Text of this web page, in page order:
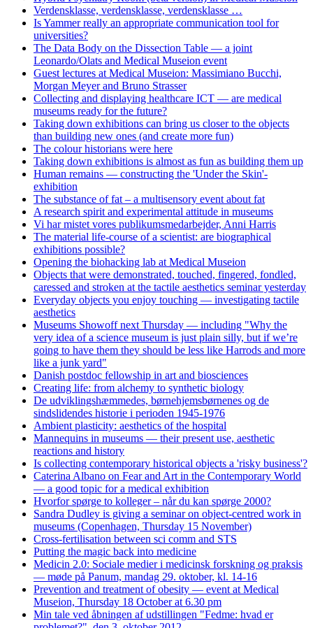
Verdensklasse, verdensklasse, verdensklasse …
Is Yammer really an appropriate communication tool for
universities?
The Data Body on the Dissection Table — a joint
Leonardo/Olats and Medical Museion event
Guest lectures at Medical Museion: Massimiano Bucchi,
Morgan Meyer and Bruno Strasser
Collecting and displaying healthcare ICT — are medical
museums ready for the future?
Taking down exhibitions can bring us closer to the objects
than building new ones (and create more fun)
The colour historians were here
Taking down exhibitions is almost as fun as building them up
Human remains — constructing the 'Under the Skin'-
exhibition
The substance of fat – a multisensory event about fat
A research spirit and experimental attitude in museums
Vi har mistet vores publikumsmedarbejder, Anni Harris
The material life-course of a scientist: are biographical
exhibitions possible?
Opening the biohacking lab at Medical Museion
Objects that were demonstrated, touched, fingered, fondled,
caressed and stroken at the tactile aesthetics seminar yesterday
Everyday objects you enjoy touching — investigating tactile
aesthetics
Museums Showoff next Thursday — including "Why the
very idea of a science museum is just plain silly, but if we’re
going to have them they should be less like Harrods and more
like a junk yard"
Danish postdoc fellowship in art and biosciences
Creating life: from alchemy to synthetic biology
De udviklingshæmmedes, børnehjemsbørnenes og de
sindslidendes historie i perioden 1945-1976
Ambient plasticity: aesthetics of the hospital
Mannequins in museums — their present use, aesthetic
reactions and history
Is collecting contemporary historical objects a 'risky business'?
Caterina Albano on Fear and Art in the Contemporary World
— a good topic for a medical exhibition
Hvorfor spørge to kolleger – når du kan spørge 2000?
Sandra Dudley is giving a seminar on object-centred work in
museums (Copenhagen, Thursday 15 November)
Cross-fertilisation between sci comm and STS
Putting the magic back into medicine
Medicin 2.0: Sociale medier i medicinsk forskning og praksis
— møde på Panum, mandag 29. oktober, kl. 14-16
Prevention and treatment of obesity — event at Medical
Museion, Thursday 18 October at 6.30 pm
Min tale ved åbningen af udstillingen "Fedme: hvad er